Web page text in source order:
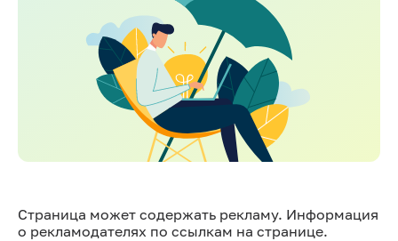
Страница может содержать рекламу. Информация
о рекламодателях по ссылкам на странице.